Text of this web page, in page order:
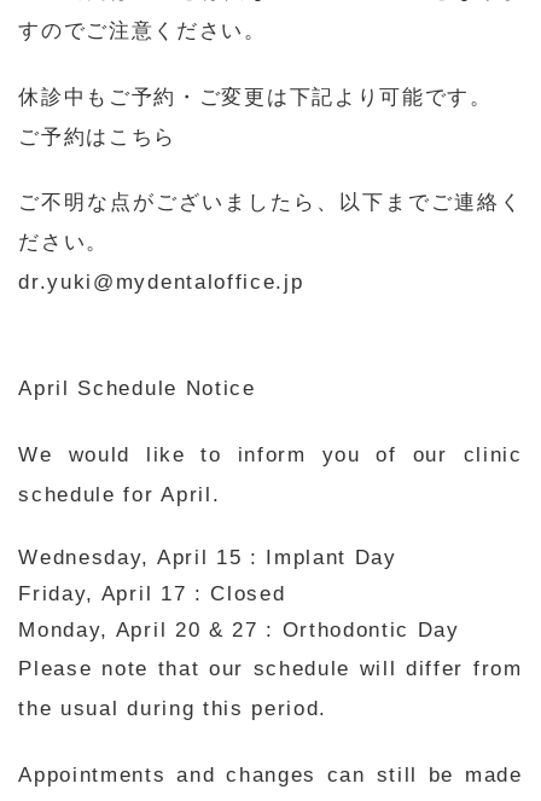
すのでご注意ください。
休診中もご予約・ご変更は下記より可能です。
ご予約はこちら
ご不明な点がございましたら、以下までご連絡く
ださい。
dr.yuki@mydentaloffice.jp
April Schedule Notice
We would like to inform you of our clinic
schedule for April.
Wednesday, April 15 : Implant Day
Friday, April 17 : Closed
Monday, April 20 & 27 : Orthodontic Day
Please note that our schedule will differ from
the usual during this period.
Appointments and changes can still be made